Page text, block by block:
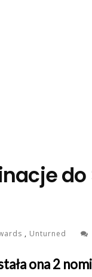
, Unturned
ona 2